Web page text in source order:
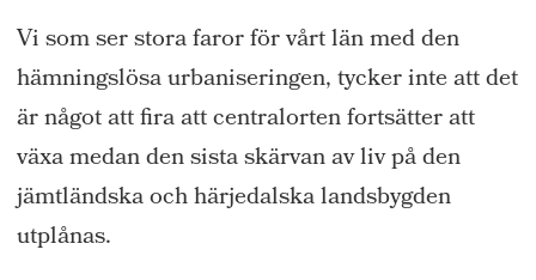
Vi som ser stora faror för vårt län med den
hämningslösa urbaniseringen, tycker inte att det
är något att fira att centralorten fortsätter att
växa medan den sista skärvan av liv på den
jämtländska och härjedalska landsbygden
utplånas.